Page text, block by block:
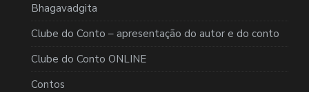
Bhagavadgita
Clube do Conto – apresentação do autor e do conto
Clube do Conto ONLINE
Contos